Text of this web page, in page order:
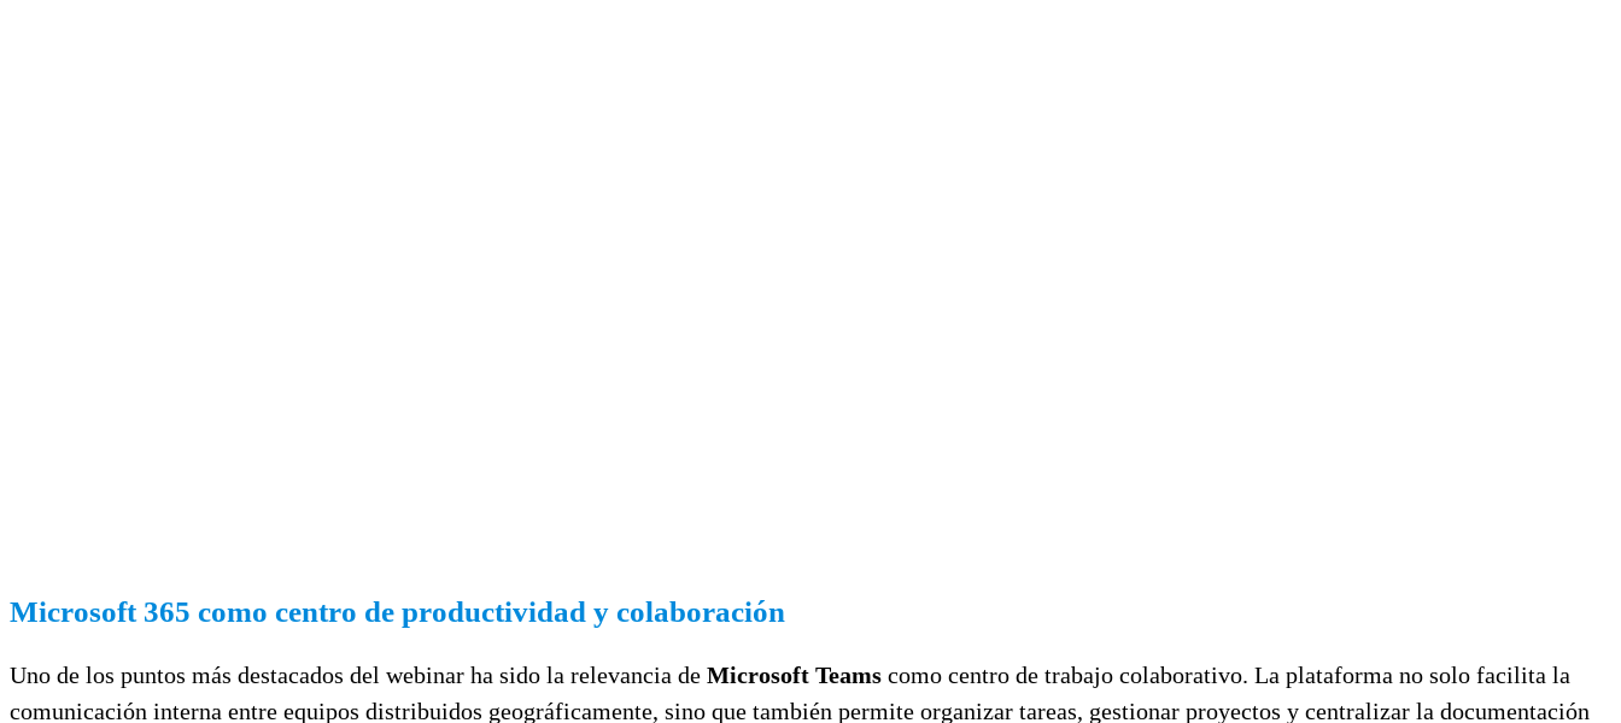
Microsoft 365 como centro de productividad y colaboración
Uno de los puntos más destacados del webinar ha sido la relevancia de Microsoft Teams como centro de trabajo colaborativo. La plataforma no solo facilita la
comunicación interna entre equipos distribuidos geográficamente, sino que también permite organizar tareas, gestionar proyectos y centralizar la documentación